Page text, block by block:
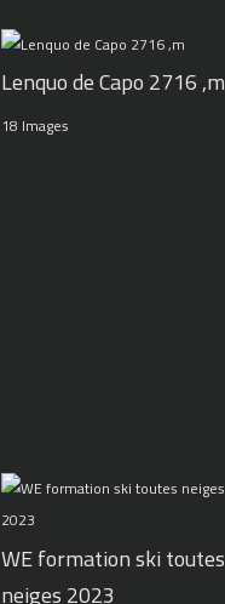
Lenquo de Capo 2716 ,m
18 Images
WE formation ski toutes
neiges 2023